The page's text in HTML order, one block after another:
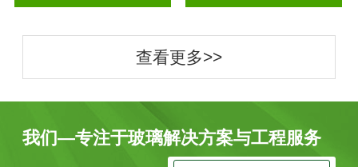
查看更多>>
我们—专注于玻璃解决方案与工程服务